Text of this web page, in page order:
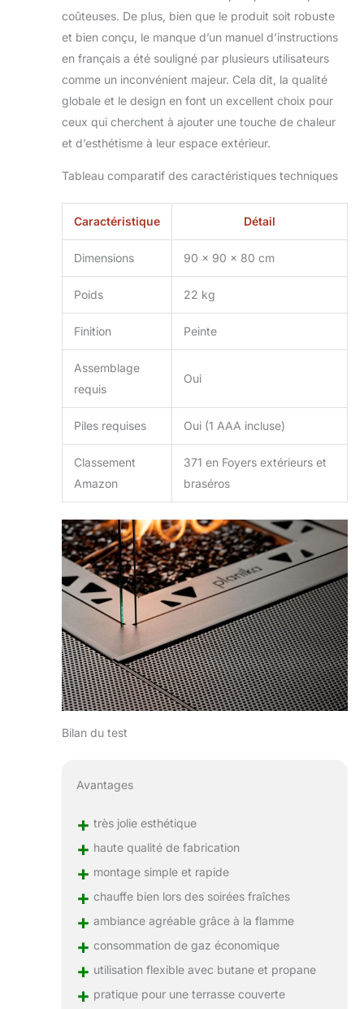
très défavorables.
Un revêtement
et un intérieur en
acier inoxydable
assurent sa longue
durée de vie.
Son poids est de 32
kg. La puissance de
chauffage du foyer
est comprise entre
7 et 10 kW. La durée
de combustion
peut atteindre 55
cheminée ne prend
pas beaucoup de
dimensions sont :
mm. Housse de
coûteuses. De plus, bien que le produit soit robuste
et bien conçu, le manque d’un manuel d’instructions
en français a été souligné par plusieurs utilisateurs
comme un inconvénient majeur. Cela dit, la qualité
globale et le design en font un excellent choix pour
ceux qui cherchent à ajouter une touche de chaleur
et d’esthétisme à leur espace extérieur.
Tableau comparatif des caractéristiques techniques
Caractéristique Détail
Dimensions 90 x 90 x 80 cm
Poids 22 kg
Finition Peinte
Assemblage
requis
Oui
Piles requises Oui (1 AAA incluse)
Classement
Amazon
371 en Foyers extérieurs et
braséros
Bilan du test
Avantages
+ très jolie esthétique
+ haute qualité de fabrication
+ montage simple et rapide
+ chauffe bien lors des soirées fraîches
+ ambiance agréable grâce à la flamme
+ consommation de gaz économique
+ utilisation flexible avec butane et propane
+ pratique pour une terrasse couverte